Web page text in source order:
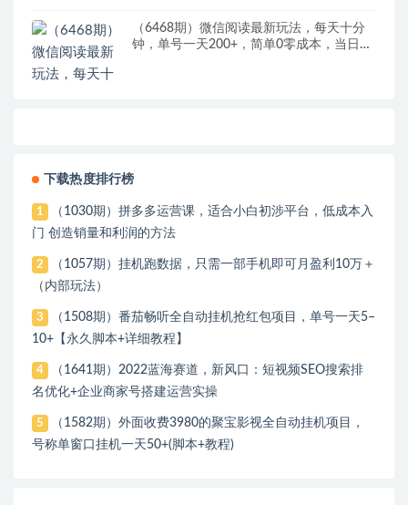
（6468期）微信阅读最新玩法，每天十分
钟，单号一天200+，简单0零成本，当日提
下载热度排行榜
1
（1030期）拼多多运营课，适合小白初涉平台，低成本入
门 创造销量和利润的方法
2
（1057期）挂机跑数据，只需一部手机即可月盈利10万＋
（内部玩法）
3
（1508期）番茄畅听全自动挂机抢红包项目，单号一天5–
10+【永久脚本+详细教程】
4
（1641期）2022蓝海赛道，新风口：短视频SEO搜索排
名优化+企业商家号搭建运营实操
5
（1582期）外面收费3980的聚宝影视全自动挂机项目，
号称单窗口挂机一天50+(脚本+教程)